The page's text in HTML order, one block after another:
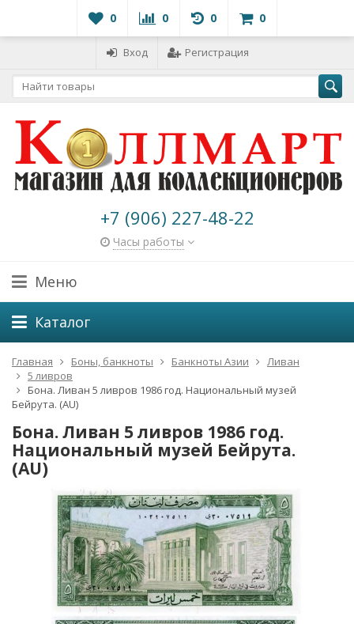
0 0 0 0
Вход Регистрация
+7 (906) 227-48-22
Часы работы
Меню
Каталог
Главная Боны, банкноты Банкноты Азии
Ливан
5 ливров
Бона. Ливан 5 ливров 1986 год. Национальный музей
Бейрута. (AU)
Бона. Ливан 5 ливров 1986 год.
Национальный музей Бейрута.
(AU)